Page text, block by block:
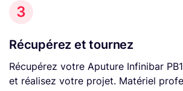
3
Récupérez et tournez
Récupérez votre Aputure Infinibar
et réalisez votre projet. Matériel